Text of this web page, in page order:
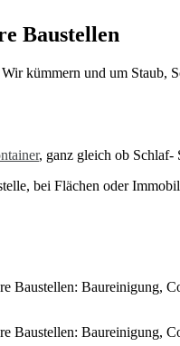
Baustellen
kümmern und um Staub,
, ganz gleich ob Schlaf-
bei Flächen oder